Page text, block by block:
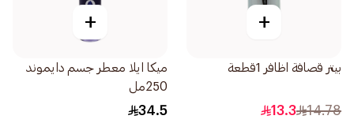
+
بيتر قصافة اظافر 1قطعة
14.78
13.3
+
ميكا ايلا معطر جسم دايموند
250مل
34.5